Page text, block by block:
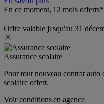
En ce moment, 12 mois offerts*
Offre valable jusqu'au 31
Assurance scolaire
Pour tout nouveau contrat auto
scolaire offert.
Voir conditions en agence